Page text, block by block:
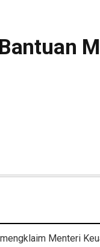
Menteri